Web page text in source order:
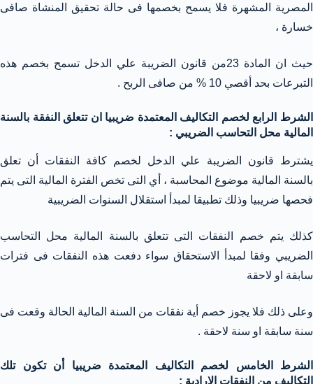
المصرية المشهرة فلا يسمح بخصمها فى حالة تحقيق المنشاة صافى
خسارة ،
حيث ان المادة 23من قانون الضريبة علي الدخل تسمح بخصم هذه
التبرعات بحد أقصي 10 % من صافى الربح .
الشرط الرابع لخصم التكاليف المعتمدة ضريبيا ان تتعلق النفقة بالسنة
المالية محل التحاسب الضريبي :
يشترط قانون الضريبة علي الدخل لخصم كافة النفقات أن تعلق
بالسنة المالية موضوع المحاسبة ، أي التى تخص الفترة المالية التى يتم
فحصها ضريبيا وذلك تطبيقا لمبدأ استقلال السنوات الضريبية
كذلك يتم خصم النفقات التى تتعلق بالسنة المالية محل التحاسب
الضريبي وفقا لمبدأ الاستحقاق سواء دفعت هذه النفقات فى فترات
سابقة او لاحقة
وعلى ذلك فلا يجوز خصم أية نفقات من السنة المالية الحالة وقعت فى
سنة سابقة او سنة لاحقة .
الشرط الخامس لخصم التكاليف المعتمدة ضريبيا أن تكون تلك
التكاليف من النفقات الإرادية :